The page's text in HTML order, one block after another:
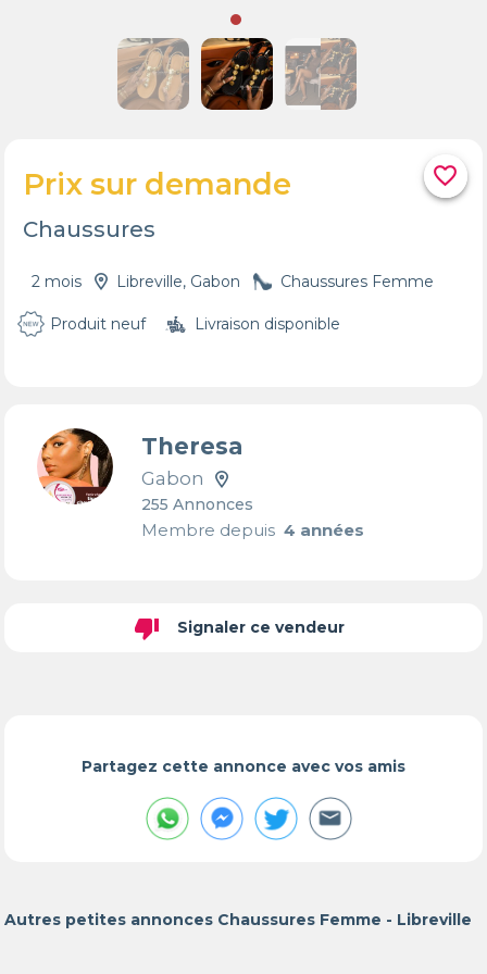
favorite_border
Prix sur demande
Chaussures
2 mois Libreville, Gabon Chaussures Femme
Produit neuf Livraison disponible
Theresa
Gabon
255 Annonces
Membre depuis4 années
thumb_down Signaler ce vendeur
Partagez cette annonce avec vos amis
Autres petites annonces Chaussures Femme - Libreville